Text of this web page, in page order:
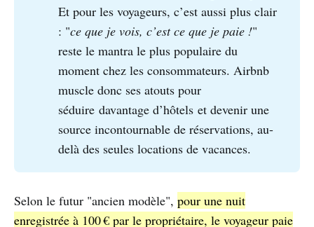
Et pour les voyageurs, c’est aussi plus clair
: "ce que je vois, c’est ce que je paie !"
reste le mantra le plus populaire du
moment chez les consommateurs. Airbnb
muscle donc ses atouts pour
séduire davantage d’hôtels et devenir une
source incontournable de réservations, au-
delà des seules locations de vacances.
Selon le futur "ancien modèle", pour une nuit
enregistrée à 100 € par le propriétaire, le voyageur paie